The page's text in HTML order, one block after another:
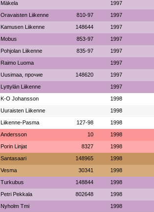
Mäkela 1997
Oravaisten Liikenne 810-97 1997
Kamusen Liikenne 148644 1997
Mobus 853-97 1997
Pohjolan Liikenne 835-97 1997
Raimo Luoma 1997
Uusimaa, прочие 148620 1997
Lyttylän Liikenne 1997
K-O Johansson 1998
Uuraisten Liikenne 1998
Liikenne-Pasma 127-98 1998
Andersson 10 1998
Porin Linjat 8327 1998
Santasaari 148965 1998
Vesma 30341 1998
Turkubus 148844 1998
Petri Pekkala 802648 1998
Nyholm Tmi 1998